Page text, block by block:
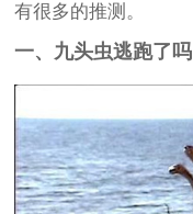
有很多的推测。
一、九头虫逃跑了吗